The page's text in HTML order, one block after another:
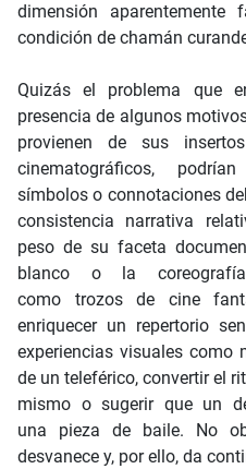
dimensión aparentemente
condición de chamán
Quizás el problema que
presencia de algunos
provienen de sus
cinematográficos,
símbolos o connotaciones
consistencia narrativa
peso de su faceta
blanco o la
como trozos de cine
enriquecer un repertorio
experiencias visuales como
de un teleférico, convertir el
mismo o sugerir que un
una pieza de baile. No
desvanece y, por ello, da